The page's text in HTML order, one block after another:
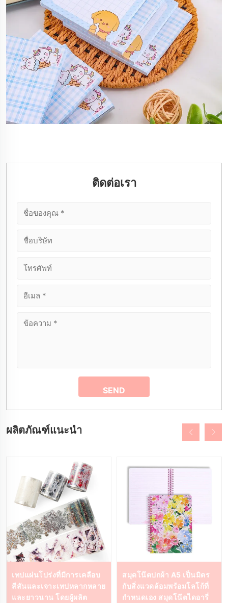
ติดต่อเรา
ผลิตภัณฑ์แนะนำ
เทปแผ่นโปร่งที่มีการเคลือบ
สีสันและเจาะเทปหลากหลาย
และยาวนาน โดยผู้ผลิต
สมุดโน๊ตปกผ้า A5 เป็นมิตร
กับสิ่งแวดล้อมพร้อมโลโก้ที่
กำหนดเอง สมุดโน๊ตไดอารี่